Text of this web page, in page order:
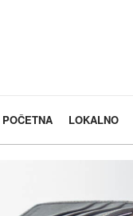
POČETNA LOKALNO